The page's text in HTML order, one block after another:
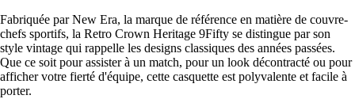
Fabriquée par New Era, la marque de référence en matière de couvre-
chefs sportifs, la Retro Crown Heritage 9Fifty se distingue par son
style vintage qui rappelle les designs classiques des années passées.
Que ce soit pour assister à un match, pour un look décontracté ou pour
afficher votre fierté d'équipe, cette casquette est polyvalente et facile à
porter.